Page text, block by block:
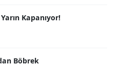
Kapanıyor!
Böbrek